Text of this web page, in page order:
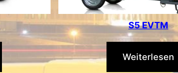
S5 EVTM
Weiterlesen